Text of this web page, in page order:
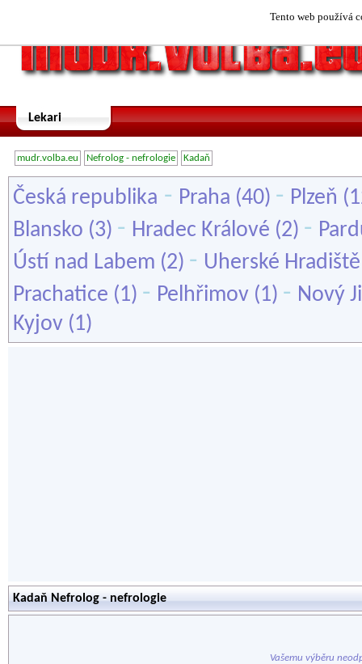
Tento web používá
Lekari
mudr.volba.eu Nefrolog - nefrologie Kadaň
Česká republika - Praha (40) - Plzeň
Blansko (3) - Hradec Králové (2) -
Ústí nad Labem (2) - Uherské Hradiště
Prachatice (1) - Pelhřimov (1) - Nový
Kyjov (1)
Kadaň Nefrolog - nefrologie
Vašemu výběru